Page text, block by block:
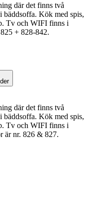
där det finns två
bäddsoffa. Kök med spis,
Tv och WIFI finns i
+ 828-842.
där det finns två
bäddsoffa. Kök med spis,
Tv och WIFI finns i
är nr. 826 & 827.